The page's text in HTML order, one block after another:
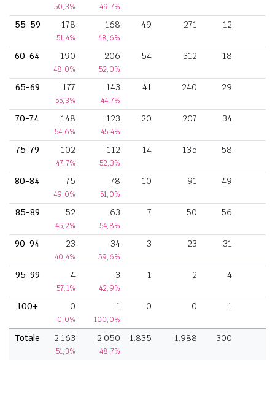
50,3% 49,7%
55-59 178
51,4%
168
48,6%
49 271 12
60-64 190
48,0%
206
52,0%
54 312 18
65-69 177
55,3%
143
44,7%
41 240 29
70-74 148
54,6%
123
45,4%
20 207 34
75-79 102
47,7%
112
52,3%
14 135 58
80-84 75
49,0%
78
51,0%
10 91 49
85-89 52
45,2%
63
54,8%
7 50 56
90-94 23
40,4%
34
59,6%
3 23 31
95-99 4
57,1%
3
42,9%
1 2 4
100+ 0
0,0%
1
100,0%
0 0 1
Totale 2.163
51,3%
2.050
48,7%
1.835 1.988 300